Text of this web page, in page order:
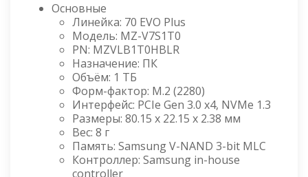
Основные
Линейка: 70 EVO Plus
Модель: MZ-V7S1T0
PN: MZVLB1T0HBLR
Назначение: ПК
Объём: 1 ТБ
Форм-фактор: M.2 (2280)
Интерфейс: PCIe Gen 3.0 x4, NVMe 1.3
Размеры: 80.15 x 22.15 x 2.38 мм
Вес: 8 г
Память: Samsung V-NAND 3-bit MLC
Контроллер: Samsung in-house
controller